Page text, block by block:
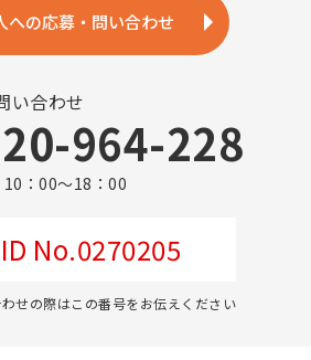
への応募・問い合わせ
い合わせ
964-228
10：00～18：00
No.0270205
せの際はこの番号をお伝えください